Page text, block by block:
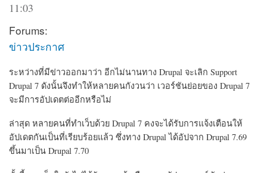
11:03
Forums:
ข่าวประกาศ
ระหว่างที่มีข่าวออกมาว่า อีกไม่นานทาง Drupal จะเลิก Support
Drupal 7 ดังนั้นจึงทำให้หลายคนกังวนว่า เวอร์ชันย่อยของ Drupal 7
จะมีการอัปเดตต่ออีกหรือไม่
ล่าสุด หลายคนที่ทำเว็บด้วย Drupal 7 คงจะได้รับการแจ้งเตือนให้
อัปเดตกันเป็นที่เรียบร้อยแล้ว ซึ่งทาง Drupal ได้อัปจาก Drupal 7.69
ขึ้นมาเป็น Drupal 7.70